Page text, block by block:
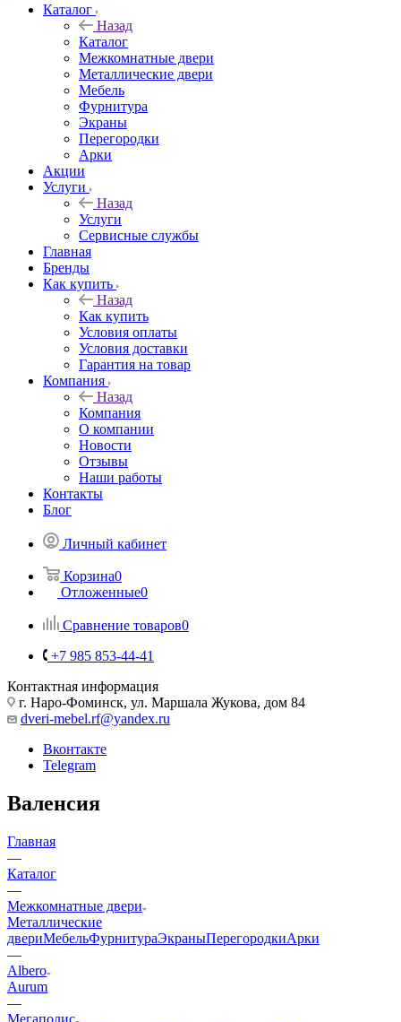
Каталог
Назад
Каталог
Межкомнатные двери
Металлические двери
Мебель
Фурнитура
Экраны
Перегородки
Арки
Акции
Услуги
Назад
Услуги
Сервисные службы
Главная
Бренды
Как купить
Назад
Как купить
Условия оплаты
Условия доставки
Гарантия на товар
Компания
Назад
Компания
О компании
Новости
Отзывы
Наши работы
Контакты
Блог
Личный кабинет
Корзина0
Отложенные0
Сравнение товаров0
+7 985 853-44-41
Контактная информация
г. Наро-Фоминск, ул. Маршала Жукова, дом 84
dveri-mebel.rf@yandex.ru
Вконтакте
Telegram
Валенсия
Главная
—
Каталог
—
Межкомнатные двери
Металлические
двериМебельФурнитураЭкраныПерегородкиАрки
—
Albero
Aurum
—
Мегаполис